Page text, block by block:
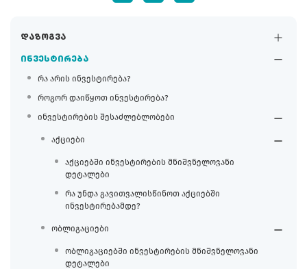
დაზოგვა
ინვესტირება
რა არის ინვესტირება?
როგორ დაიწყოთ ინვესტირება?
ინვესტირების შესაძლებლობები
აქციები
აქციებში ინვესტირების მნიშვნელოვანი
დეტალები
რა უნდა გავითვალისწინოთ აქციებში
ინვესტირებამდე?
ობლიგაციები
ობლიგაციებში ინვესტირების მნიშვნელოვანი
დეტალები